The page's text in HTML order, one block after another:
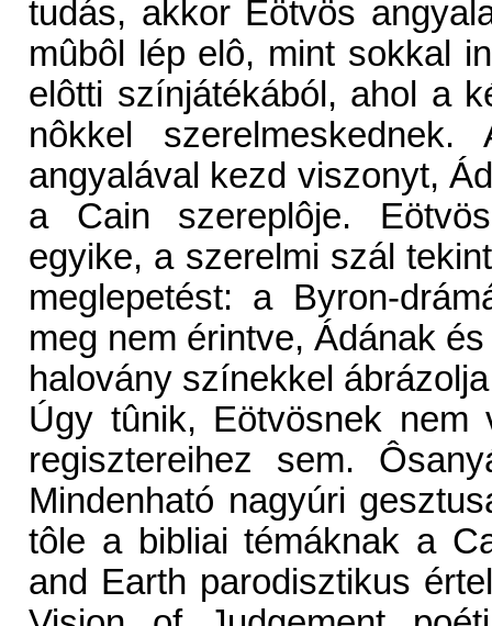
tudás, akkor Eötvös
mûbôl lép elô, mint sokkal
elôtti színjátékából, ahol a
nôkkel
angyalával kezd viszonyt,
a Cain szereplôje.
egyike, a szerelmi szál
meglepetést: a Byron-
meg nem érintve, Ádának
halovány színekkel
Úgy tûnik, Eötvösnek
regisztereihez sem.
Mindenható nagyúri
tôle a bibliai témáknak a
and Earth parodisztikus